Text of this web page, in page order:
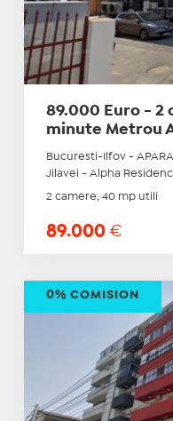
89.000 Euro - 2
minute Metrou
Bucuresti-Ilfov -
Jilavei - Alpha
2 camere, 40 mp utili
89.000 €
0% COMISION